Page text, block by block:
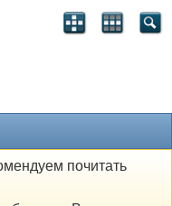
почитать